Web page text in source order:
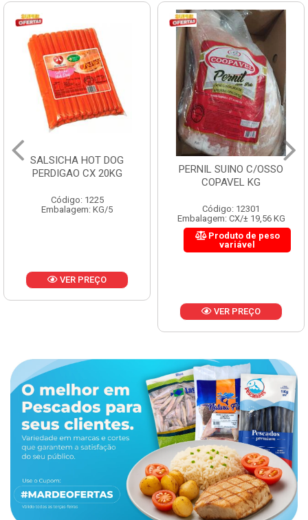
PERNIL SUINO C/OSSO
Código: 12301
HAMBURGUER BOVINO
PERDIGAO CX 2,016KG
Embalagem: CX/1